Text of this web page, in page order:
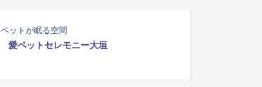
ペットが眠る空間
愛ペットセレモニー大垣